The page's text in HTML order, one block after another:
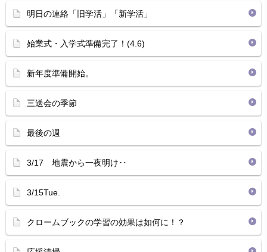
明日の連絡「旧学活」「新学活」
始業式・入学式準備完了！(4.6)
新年度準備開始。
三送会の季節
最後の週
3/17 地震から一夜明け‥
3/15Tue.
クロームブックの学習の効果は如何に！？